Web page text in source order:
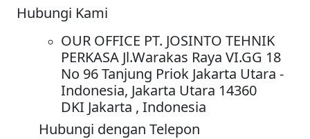
Hubungi Kami
OUR OFFICE PT. JOSINTO TEHNIK
PERKASA Jl.Warakas Raya VI.GG 18
No 96 Tanjung Priok Jakarta Utara -
Indonesia, Jakarta Utara 14360
DKI Jakarta , Indonesia
Hubungi dengan Telepon